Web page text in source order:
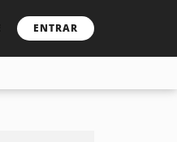
ENTRAR